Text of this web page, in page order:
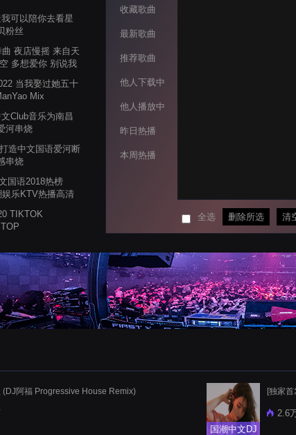
可以陪你去看星
粉丝
夜店慢摇 来自天
多想爱你 别说我
当我娶过她五十
Mix
Club音乐为南昌
河串烧
造中文国语爱河断
串烧
国语2018热榜
乐KTV热播高清
TIKTOK
夏天的风是想你的
收藏歌曲
最新歌曲
推荐歌曲
他人下载中
他人播放中
昨日热播
本周热播
全选 删除所选 清
(DJ阿福 Progressive House Remix)
国潮中文DJ
[独家
2.6